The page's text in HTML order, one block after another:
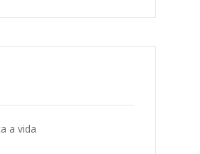
a vida